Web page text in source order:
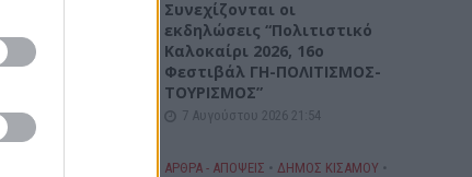
Συνεχίζονται οι
εκδηλώσεις “Πολιτιστικό
Καλοκαίρι 2026, 16ο
Φεστιβάλ ΓΗ-ΠΟΛΙΤΙΣΜΟΣ-
ΤΟΥΡΙΣΜΟΣ”
7 Αυγούστου 2026 21:54
ΑΡΘΡΑ - ΑΠΟΨΕΙΣ • ΔΉΜΟΣ ΚΙΣΆΜΟΥ •